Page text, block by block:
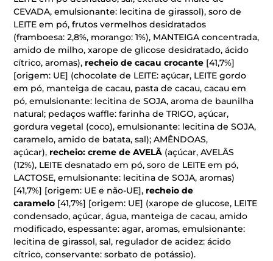
CEVADA, emulsionante: lecitina de girassol), soro de
LEITE em pó, frutos vermelhos desidratados
(framboesa: 2,8%, morango: 1%), MANTEIGA concentrada,
amido de milho, xarope de glicose desidratado, ácido
cítrico, aromas), recheio de cacau crocante [41,7%]
[origem: UE] (chocolate de LEITE: açúcar, LEITE gordo
em pó, manteiga de cacau, pasta de cacau, cacau em
pó, emulsionante: lecitina de SOJA, aroma de baunilha
natural; pedaços waffle: farinha de TRIGO, açúcar,
gordura vegetal (coco), emulsionante: lecitina de SOJA,
caramelo, amido de batata, sal); AMÊNDOAS,
açúcar), recheio: creme de AVELÃ (açúcar, AVELÃS
(12%), LEITE desnatado em pó, soro de LEITE em pó,
LACTOSE, emulsionante: lecitina de SOJA, aromas)
[41,7%] [origem: UE e não-UE], recheio de
caramelo [41,7%] [origem: UE] (xarope de glucose, LEITE
condensado, açúcar, água, manteiga de cacau, amido
modificado, espessante: agar, aromas, emulsionante:
lecitina de girassol, sal, regulador de acidez: ácido
cítrico, conservante: sorbato de potássio).